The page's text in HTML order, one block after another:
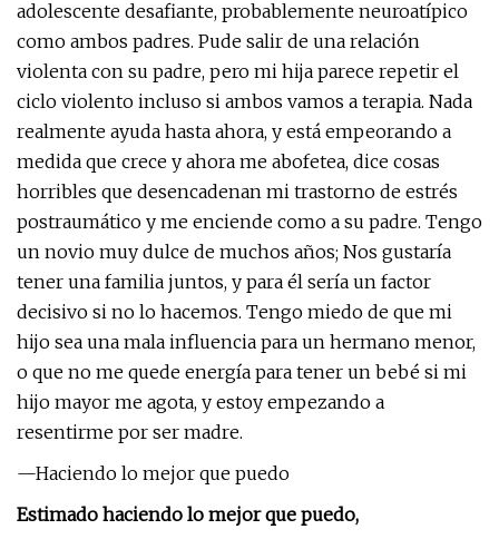
adolescente desafiante, probablemente neuroatípico
como ambos padres. Pude salir de una relación
violenta con su padre, pero mi hija parece repetir el
ciclo violento incluso si ambos vamos a terapia. Nada
realmente ayuda hasta ahora, y está empeorando a
medida que crece y ahora me abofetea, dice cosas
horribles que desencadenan mi trastorno de estrés
postraumático y me enciende como a su padre. Tengo
un novio muy dulce de muchos años; Nos gustaría
tener una familia juntos, y para él sería un factor
decisivo si no lo hacemos. Tengo miedo de que mi
hijo sea una mala influencia para un hermano menor,
o que no me quede energía para tener un bebé si mi
hijo mayor me agota, y estoy empezando a
resentirme por ser madre.
—Haciendo lo mejor que puedo
Estimado haciendo lo mejor que puedo,